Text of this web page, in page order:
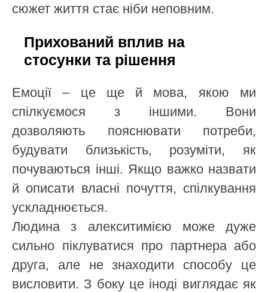
сюжет життя стає ніби неповним.
Прихований вплив на
стосунки та рішення
Емоції – це ще й мова, якою ми
спілкуємося з іншими. Вони
дозволяють пояснювати потреби,
будувати близькість, розуміти, як
почуваються інші. Якщо важко назвати
й описати власні почуття, спілкування
ускладнюється.
Людина з алекситимією може дуже
сильно піклуватися про партнера або
друга, але не знаходити способу це
висловити. З боку це іноді виглядає як